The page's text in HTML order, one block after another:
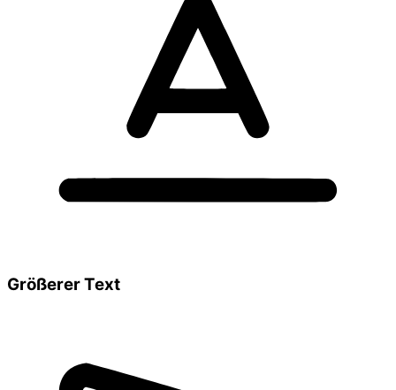
Größerer Text